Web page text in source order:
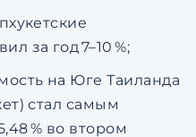
за год 7–10 %;
на Юге Таиланда
стал самым
% во втором